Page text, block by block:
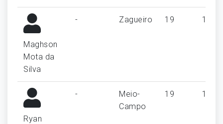
Maghson
Mota da
Silva
- Zagueiro 19 1
Ryan
-
Meio-
Campo
19 1